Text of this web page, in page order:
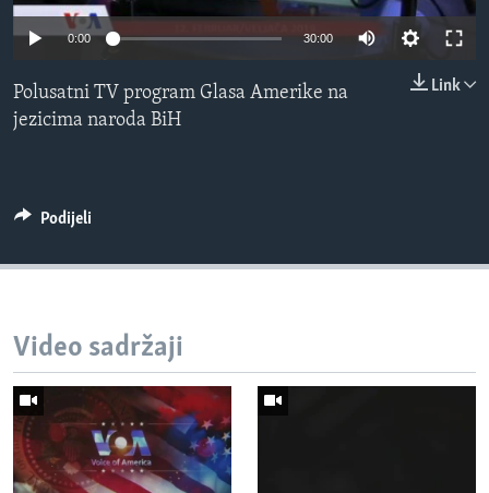
MAGAZIN
O GLASU AMERIKE
Learning English
0:00 30:00
Link
Polusatni TV program Glasa Amerike na
jezicima naroda BiH
Podijeli
Video sadržaji